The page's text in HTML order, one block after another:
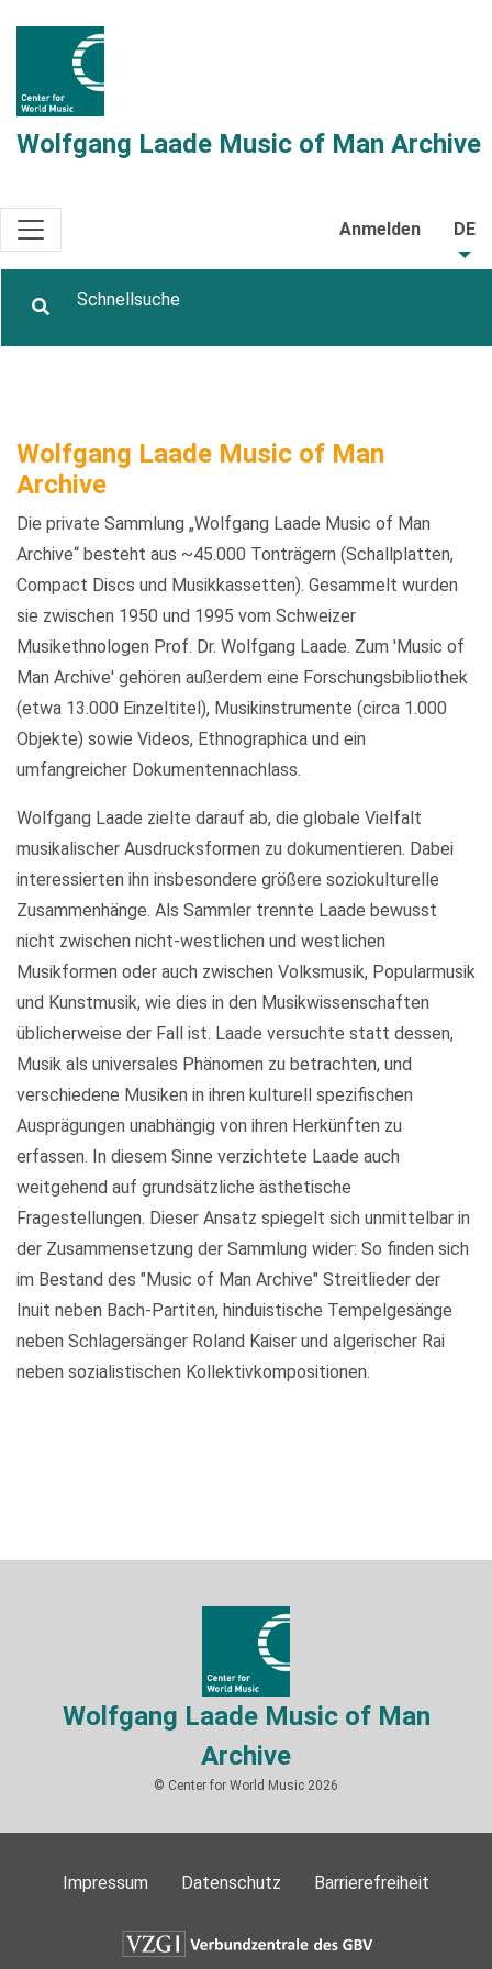
Wolfgang Laade Music of Man Archive
Anmelden DE
Wolfgang Laade Music of Man
Archive
Die private Sammlung „Wolfgang Laade Music of Man
Archive“ besteht aus ~45.000 Tonträgern (Schallplatten,
Compact Discs und Musikkassetten). Gesammelt wurden
sie zwischen 1950 und 1995 vom Schweizer
Musikethnologen Prof. Dr. Wolfgang Laade. Zum 'Music of
Man Archive' gehören außerdem eine Forschungsbibliothek
(etwa 13.000 Einzeltitel), Musikinstrumente (circa 1.000
Objekte) sowie Videos, Ethnographica und ein
umfangreicher Dokumentennachlass.
Wolfgang Laade zielte darauf ab, die globale Vielfalt
musikalischer Ausdrucksformen zu dokumentieren. Dabei
interessierten ihn insbesondere größere soziokulturelle
Zusammenhänge. Als Sammler trennte Laade bewusst
nicht zwischen nicht-westlichen und westlichen
Musikformen oder auch zwischen Volksmusik, Popularmusik
und Kunstmusik, wie dies in den Musikwissenschaften
üblicherweise der Fall ist. Laade versuchte statt dessen,
Musik als universales Phänomen zu betrachten, und
verschiedene Musiken in ihren kulturell spezifischen
Ausprägungen unabhängig von ihren Herkünften zu
erfassen. In diesem Sinne verzichtete Laade auch
weitgehend auf grundsätzliche ästhetische
Fragestellungen. Dieser Ansatz spiegelt sich unmittelbar in
der Zusammensetzung der Sammlung wider: So finden sich
im Bestand des "Music of Man Archive" Streitlieder der
Inuit neben Bach-Partiten, hinduistische Tempelgesänge
neben Schlagersänger Roland Kaiser und algerischer Rai
neben sozialistischen Kollektivkompositionen.
Wolfgang Laade Music of Man
Archive
© Center for World Music 2026
Impressum Datenschutz Barrierefreiheit